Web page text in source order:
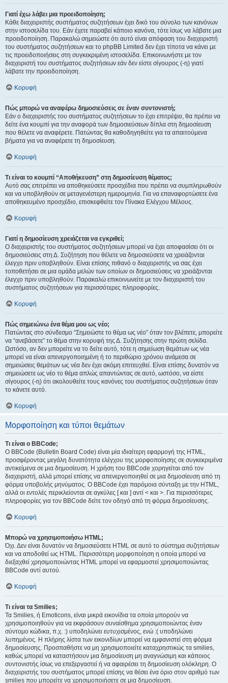
Γιατί έχω λάβει μια προειδοποίηση;
Κάθε διαχειριστής συστήματος συζητήσεων έχει δικό του σύνολο των κανόνων
στην ιστοσελίδα του. Εάν έχετε παραβεί κάποιο κανόνα, τότε ίσως να λάβατε μια
προειδοποίηση. Παρακαλώ σημειώστε ότι αυτό είναι απόφαση του διαχειριστή
του συστήματος συζητήσεων και το phpBB Limited δεν έχει τίποτα να κάνει με
τις προειδοποιήσεις στη συγκεκριμένη ιστοσελίδα. Επικοινωνήστε με τον
διαχειριστή του συστήματος συζητήσεων εάν δεν είστε σίγουρος (-η) γιατί
λάβατε την προειδοποίηση.
Κορυφή
Πώς μπορώ να αναφέρω δημοσιεύσεις σε έναν συντονιστή;
Εάν ο διαχειριστής του συστήματος συζητήσεων το έχει επιτρέψει, θα πρέπει να
δείτε ένα κουμπί για την αναφορά των δημοσιεύσεων δίπλα στη δημοσίευση
που θέλετε να αναφέρετε. Πατώντας θα καθοδηγηθείτε για τα απαιτούμενα
βήματα για να αναφέρετε τη δημοσίευση.
Κορυφή
Τι είναι το κουμπί “Αποθήκευση” στη δημοσίευση θέματος;
Αυτό σας επιτρέπει να αποθηκεύσετε προσχέδια που πρέπει να συμπληρωθούν
και να υποβληθούν σε μεταγενέστερη ημερομηνία. Για να επαναφορτώσετε ένα
αποθηκευμένο προσχέδιο, επισκεφθείτε τον Πίνακα Ελέγχου Μέλους.
Κορυφή
Γιατί η δημοσίευση χρειάζεται να εγκριθεί;
Ο διαχειριστής του συστήματος συζητήσεων μπορεί να έχει αποφασίσει ότι οι
δημοσιεύσεις στη Δ. Συζήτηση που θέλετε να δημοσιεύσετε να χρειάζονται
έλεγχο πριν υποβληθούν. Είναι επίσης πιθανό ο διαχειριστής να σας έχει
τοποθετήσει σε μια ομάδα μελών των οποίων οι δημοσιεύσεις να χρειάζονται
έλεγχο πριν υποβληθούν. Παρακαλώ επικοινωνείτε με τον διαχειριστή του
συστήματος συζητήσεων για περισσότερες πληροφορίες.
Κορυφή
Πώς σημειώνω ένα θέμα μου ως νέο;
Πατώντας στο σύνδεσμο “Σημειώστε το θέμα ως νέο” όταν τον βλέπετε, μπορείτε
να “ανεβάσετε” το θέμα στην κορυφή της Δ. Συζήτησης στην πρώτη σελίδα.
Ωστόσο, αν δεν μπορείτε να το δείτε αυτό, τότε η σημείωση θεμάτων ως νέα
μπορεί να είναι απενεργοποιημένη ή το περιθώριο χρόνου ανάμεσα σε
σημειώσεις θεμάτων ως νέα δεν έχει ακόμη επιτευχθεί. Είναι επίσης δυνατόν να
σημειώσετε ως νέο το θέμα απλώς απαντώντας σε αυτό, ωστόσο, να είστε
σίγουρος (-η) ότι ακολουθείτε τους κανόνες του συστήματος συζητήσεων όταν
το κάνετε αυτό.
Κορυφή
Μορφοποίηση και τύποι θεμάτων
Τι είναι ο BBCode;
Ο BBCode (Bulletin Board Code) είναι μία ιδιαίτερη εφαρμογή της HTML,
προσφέροντας μεγάλη δυνατότητα ελέγχου της μορφοποίησης σε συγκεκριμένα
αντικείμενα σε μια δημοσίευση. Η χρήση του BBCode χορηγείται από τον
διαχειριστή, αλλά μπορεί επίσης να απενεργοποιηθεί σε μια δημοσίευση από τη
φόρμα υποβολής μηνύματος. Ο BBCode έχει παρόμοια σύνταξη με την HTML,
αλλά οι εντολές περικλείονται σε αγκύλες [ και ] αντί < και >. Για περισσότερες
πληροφορίες για τον BBCode δείτε τον οδηγό από τη φόρμα δημοσίευσης.
Κορυφή
Μπορώ να χρησιμοποιήσω HTML;
Όχι. Δεν είναι δυνατόν να δημοσιεύσετε HTML σε αυτό το σύστημα συζητήσεων
και να αποδοθεί ως HTML. Περισσότερη μορφοποίηση η οποία μπορεί να
διεξαχθεί χρησιμοποιώντας HTML μπορεί να εφαρμοστεί χρησιμοποιώντας
BBCode αντί αυτού.
Κορυφή
Τι είναι τα Smilies;
Τα Smilies, ή Emoticons, είναι μικρά εικονίδια τα οποία μπορούν να
χρησιμοποιηθούν για να εκφράσουν συναίσθημα χρησιμοποιώντας έναν
σύντομο κώδικα, π.χ. :) υποδηλώνει ευτυχισμένος, ενώ :( υποδηλώνει
λυπημένος. Η πλήρης λίστα των εικονιδίων μπορεί να εμφανιστεί στη φόρμα
δημοσίευσης. Προσπαθήστε να μη χρησιμοποιείτε καταχρηστικώς τα smilies,
καθώς μπορεί να καταστήσουν μια δημοσίευση μη αναγνώσιμη και κάποιος
συντονιστής ίσως να επεξεργαστεί ή να αφαιρέσει τη δημοσίευση ολόκληρη. Ο
διαχειριστής του συστήματος μπορεί επίσης να θέσει ένα όριο στον αριθμό των
smilies που μπορείτε να χρησιμοποιήσετε σε μια δημοσίευση.